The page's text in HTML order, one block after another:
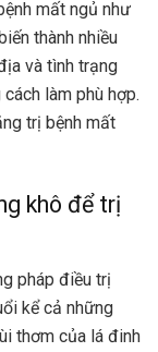
mất ngủ như
thành nhiều
và tình trạng
làm phù hợp.
trị bệnh mất
khô để trị
pháp điều trị
kể cả những
thơm của lá đinh